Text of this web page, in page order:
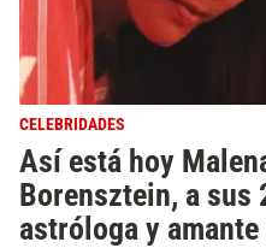
CELEBRIDADES
Así está hoy
Borensztein, a sus
astróloga y